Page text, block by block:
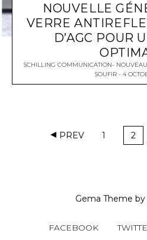
NOUVELLE
VERRE
D’AGC POUR
SCHILLING COMMUNICATION-
SOUFIR
4
PREV 1 2
Gema Theme by
FACEBOOK